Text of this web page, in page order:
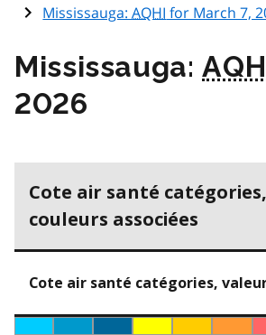
Mississauga:AQHI for March 7,
Mississauga:
2026
Cote air santé
couleurs associées
Cote air santé catégories,